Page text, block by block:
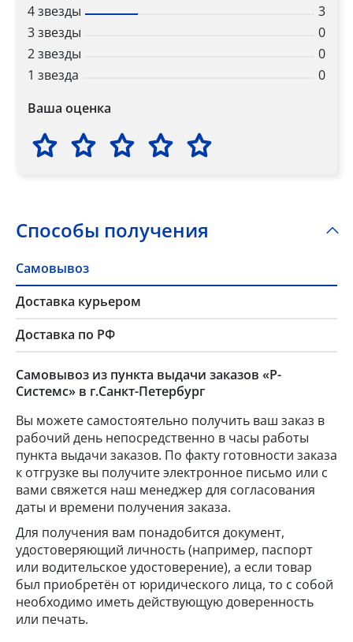
4 звезды
3
3 звезды
0
2 звезды
0
1 звезда
0
Ваша оценка
Способы получения
Самовывоз
Доставка курьером
Доставка по РФ
Самовывоз из пункта выдачи заказов «Р-
Системс» в г.Санкт-Петербург
Вы можете самостоятельно получить ваш заказ в
рабочий день непосредственно в часы работы
пункта выдачи заказов. По факту готовности заказа
к отгрузке вы получите электронное письмо или с
вами свяжется наш менеджер для согласования
даты и времени получения заказа.
Для получения вам понадобится документ,
удостоверяющий личность (например, паспорт
или водительское удостоверение), а если товар
был приобретён от юридического лица, то с собой
необходимо иметь действующую доверенность
или печать.
Popup Title
×